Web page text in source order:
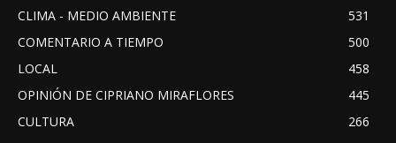
CLIMA - MEDIO AMBIENTE
531
COMENTARIO A TIEMPO
500
LOCAL
458
OPINIÓN DE CIPRIANO MIRAFLORES
445
CULTURA
266